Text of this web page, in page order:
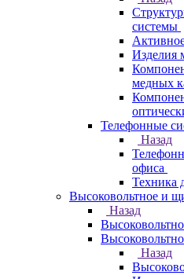
системы
Изделия
медных
Телефонные
Назад
офиса
Техника
Высоковольтное и
Назад
Назад